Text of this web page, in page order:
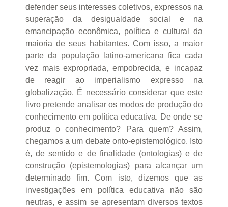
defender seus interesses coletivos, expressos na
superação da desigualdade social e na
emancipação econômica, política e cultural da
maioria de seus habitantes. Com isso, a maior
parte da população latino-americana fica cada
vez mais expropriada, empobrecida, e incapaz
de reagir ao imperialismo expresso na
globalização. É necessário considerar que este
livro pretende analisar os modos de produção do
conhecimento em política educativa. De onde se
produz o conhecimento? Para quem? Assim,
chegamos a um debate onto-epistemológico. Isto
é, de sentido e de finalidade (ontologias) e de
construção (epistemologias) para alcançar um
determinado fim. Com isto, dizemos que as
investigações em política educativa não são
neutras, e assim se apresentam diversos textos